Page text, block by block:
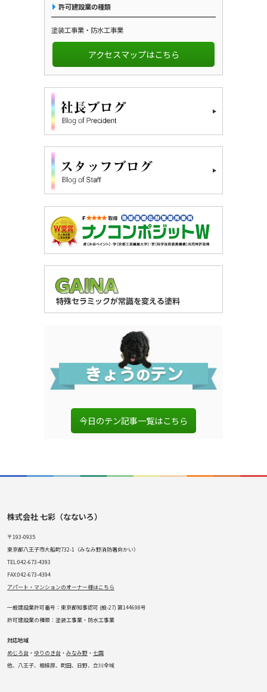
許可建設業の種類
塗装工事業・防水工事業
アクセスマップはこちら
今日のテン記事一覧はこちら
株式会社 七彩（なないろ）
〒193-0935
東京都八王子市大船町732-1（みなみ野消防署向かい）
TEL:042-673-4393
FAX:042-673-4394
アパート・マンションのオーナー様はこちら
一般建設業許可番号：東京都知事認可 (般-27) 第144698号
許可建設業の種類：塗装工事業・防水工事業
対応地域
めじろ台 ・ ゆりのき台 ・ みなみ野 ・ 七国
他、八王子、相模原、町田、日野、立川全域